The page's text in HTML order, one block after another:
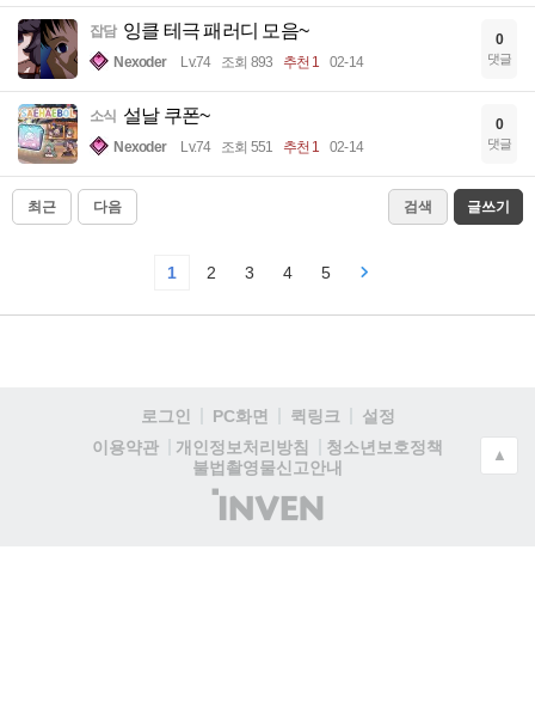
잡담 잉클 테극 패러디 모음~
Nexoder Lv.74 조회 893 추천 1 02-14
0
댓글
소식 설날 쿠폰~
Nexoder Lv.74 조회 551 추천 1 02-14
0
댓글
최근 다음 검색 글쓰기
1 2 3 4 5
로그인 PC화면 퀵링크
설정
이용약관
개인정보처리방침
청소년보호정책
불법촬영물신고안내
(주)
인
▲